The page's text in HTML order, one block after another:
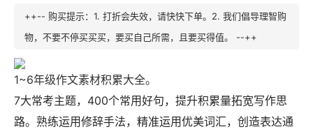
++-- 购买提示：1. 打折会失效，请快快下单。2. 我们倡导理智购
物，不要不停买买买，要买自己所需，且要买得值。 --++
1~6年级作文素材积累大全。
7大常考主题，400个常用好句，提升积累量拓宽写作思
路。熟练运用修辞手法，精准运用优美词汇，创造表达通